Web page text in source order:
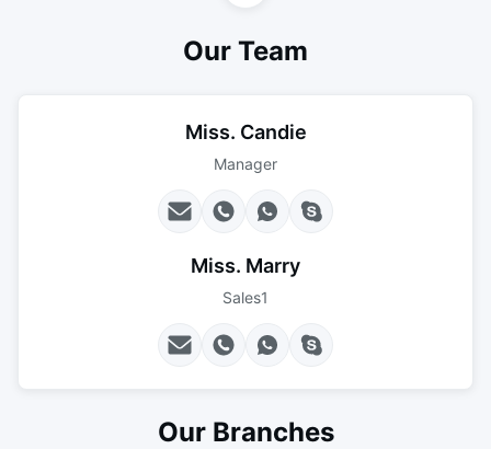
Our Team
Miss. Candie
Manager
Miss. Marry
Sales1
Our Branches